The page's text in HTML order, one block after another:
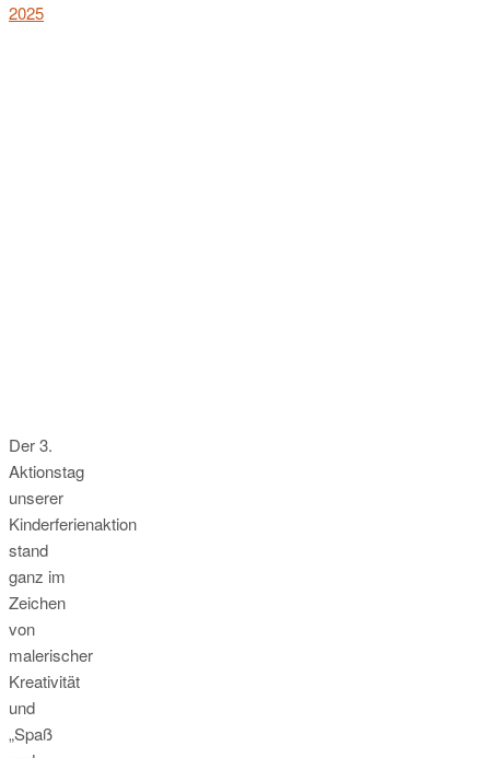
2025
Der 3.
Aktionstag
unserer
Kinderferienaktion
stand
ganz im
Zeichen
von
malerischer
Kreativität
und
„Spaß